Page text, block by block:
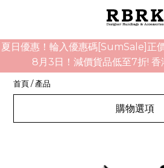
夏日優惠！輪入優惠碼[SumSale]正
8月3日！減價貨品低至7折! 香
首頁/產品
購物選項